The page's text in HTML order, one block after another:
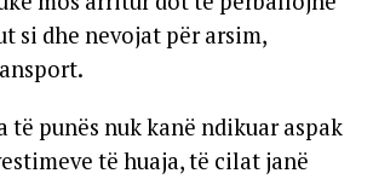
si dhe nevojat për arsim,
të punës nuk kanë ndikuar aspak
të huaja, të cilat janë